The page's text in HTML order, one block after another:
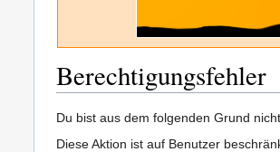
Berechtigungsfehler
Zur
Navigation
Zur
Suche
Du bist aus dem folgenden Grund
Diese Aktion ist auf Benutzer